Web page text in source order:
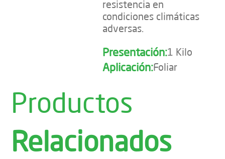
resistencia en
condiciones climáticas
adversas.
Presentación:1 Kilo
Aplicación:Foliar
Productos
Relacionados